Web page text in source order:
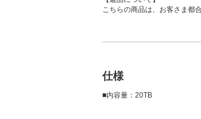
こちらの商品は、お客さま都
仕様
■内容量：20TB